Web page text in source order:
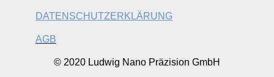
DATENSCHUTZERKLÄRUNG
AGB
© 2020 Ludwig Nano Präzision GmbH